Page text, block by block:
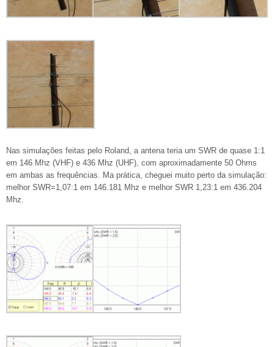
Nas simulações feitas pelo Roland, a antena teria um SWR de quase 1:1
em 146 Mhz (VHF) e 436 Mhz (UHF), com aproximadamente 50 Ohms
em ambas as frequências. Ma prática, cheguei muito perto da simulação:
melhor SWR=1,07:1 em 146.181 Mhz e melhor SWR 1,23:1 em 436.204
Mhz.